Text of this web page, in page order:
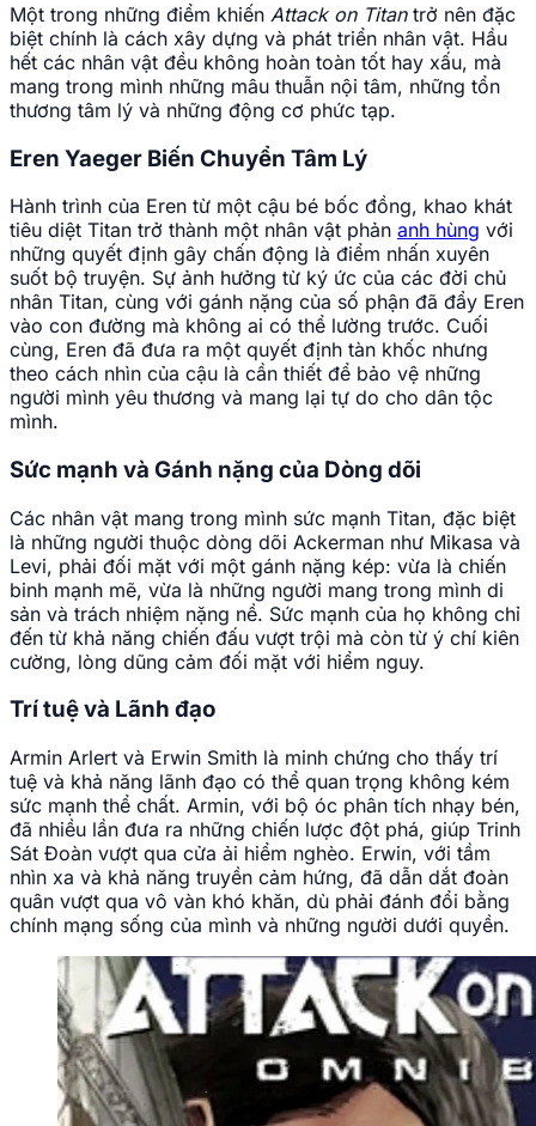
Một trong những điểm khiến Attack on Titantrở nên đặc
biệt chính là cách xây dựng và phát triển nhân vật. Hầu
hết các nhân vật đều không hoàn toàn tốt hay xấu, mà
mang trong mình những mâu thuẫn nội tâm, những tổn
thương tâm lý và những động cơ phức tạp.
Eren Yaeger Biến Chuyển Tâm Lý
Hành trình của Eren từ một cậu bé bốc đồng, khao khát
tiêu diệt Titan trở thành một nhân vật phản anh hùng với
những quyết định gây chấn động là điểm nhấn xuyên
suốt bộ truyện. Sự ảnh hưởng từ ký ức của các đời chủ
nhân Titan, cùng với gánh nặng của số phận đã đẩy Eren
vào con đường mà không ai có thể lường trước. Cuối
cùng, Eren đã đưa ra một quyết định tàn khốc nhưng
theo cách nhìn của cậu là cần thiết để bảo vệ những
người mình yêu thương và mang lại tự do cho dân tộc
mình.
Sức mạnh và Gánh nặng của Dòng dõi
Các nhân vật mang trong mình sức mạnh Titan, đặc biệt
là những người thuộc dòng dõi Ackerman như Mikasa và
Levi, phải đối mặt với một gánh nặng kép: vừa là chiến
binh mạnh mẽ, vừa là những người mang trong mình di
sản và trách nhiệm nặng nề. Sức mạnh của họ không chỉ
đến từ khả năng chiến đấu vượt trội mà còn từ ý chí kiên
cường, lòng dũng cảm đối mặt với hiểm nguy.
Trí tuệ và Lãnh đạo
Armin Arlert và Erwin Smith là minh chứng cho thấy trí
tuệ và khả năng lãnh đạo có thể quan trọng không kém
sức mạnh thể chất. Armin, với bộ óc phân tích nhạy bén,
đã nhiều lần đưa ra những chiến lược đột phá, giúp Trinh
Sát Đoàn vượt qua cửa ải hiểm nghèo. Erwin, với tầm
nhìn xa và khả năng truyền cảm hứng, đã dẫn dắt đoàn
quân vượt qua vô vàn khó khăn, dù phải đánh đổi bằng
chính mạng sống của mình và những người dưới quyền.